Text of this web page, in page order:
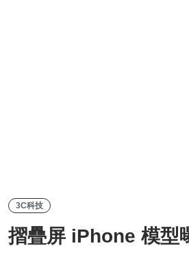
3C科技
摺疊屏 iPhone 模型